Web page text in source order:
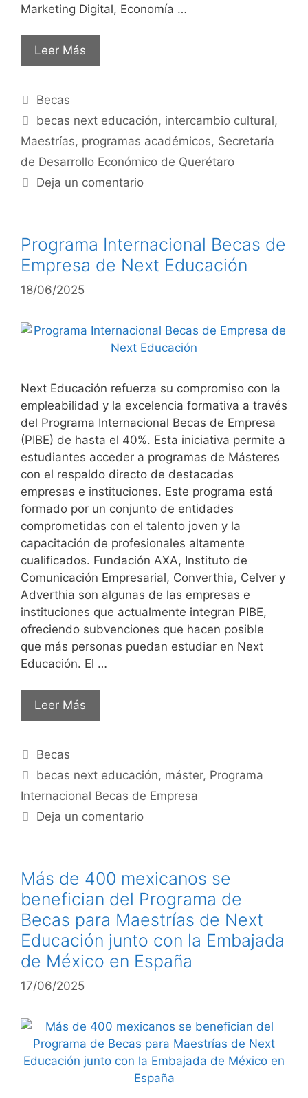
Marketing Digital, Economía …
Leer Más
Becas
becas next educación, intercambio cultural,
Maestrías, programas académicos, Secretaría
de Desarrollo Económico de Querétaro
Deja un comentario
Programa Internacional Becas de
Empresa de Next Educación
18/06/2025
Next Educación refuerza su compromiso con la
empleabilidad y la excelencia formativa a través
del Programa Internacional Becas de Empresa
(PIBE) de hasta el 40%. Esta iniciativa permite a
estudiantes acceder a programas de Másteres
con el respaldo directo de destacadas
empresas e instituciones. Este programa está
formado por un conjunto de entidades
comprometidas con el talento joven y la
capacitación de profesionales altamente
cualificados. Fundación AXA, Instituto de
Comunicación Empresarial, Converthia, Celver y
Adverthia son algunas de las empresas e
instituciones que actualmente integran PIBE,
ofreciendo subvenciones que hacen posible
que más personas puedan estudiar en Next
Educación. El …
Leer Más
Becas
becas next educación, máster, Programa
Internacional Becas de Empresa
Deja un comentario
Más de 400 mexicanos se
benefician del Programa de
Becas para Maestrías de Next
Educación junto con la Embajada
de México en España
17/06/2025